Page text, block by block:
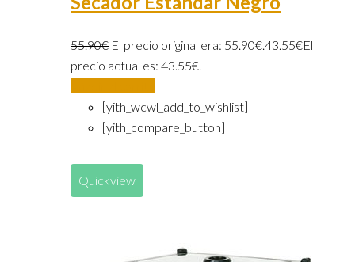
55.90€ El precio original era: 55.90€.43.55€El
precio actual es: 43.55€.
[yith_wcwl_add_to_wishlist]
[yith_compare_button]
Quickview